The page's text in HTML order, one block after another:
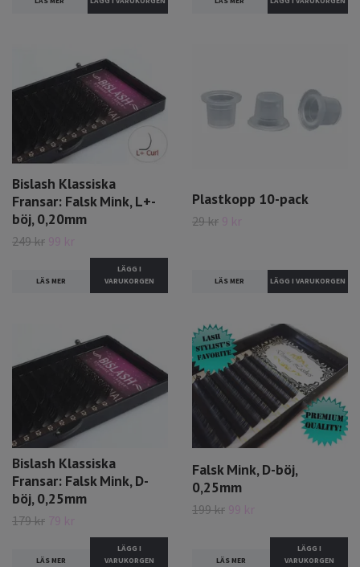
Bislash Klassiska
Fransar: Falsk Mink, L+-
böj, 0,20mm
249 kr 99 kr
LÄS MER
LÄGG I
VARUKORGEN
Plastkopp 10-pack
29 kr 9 kr
LÄS MER
Bislash Klassiska
Fransar: Falsk Mink, D-
böj, 0,25mm
179 kr 79 kr
LÄS MER
LÄGG I
VARUKORGEN
Falsk Mink, D-böj,
0,25mm
199 kr 99 kr
LÄS MER
LÄGG I
VARUKORGEN